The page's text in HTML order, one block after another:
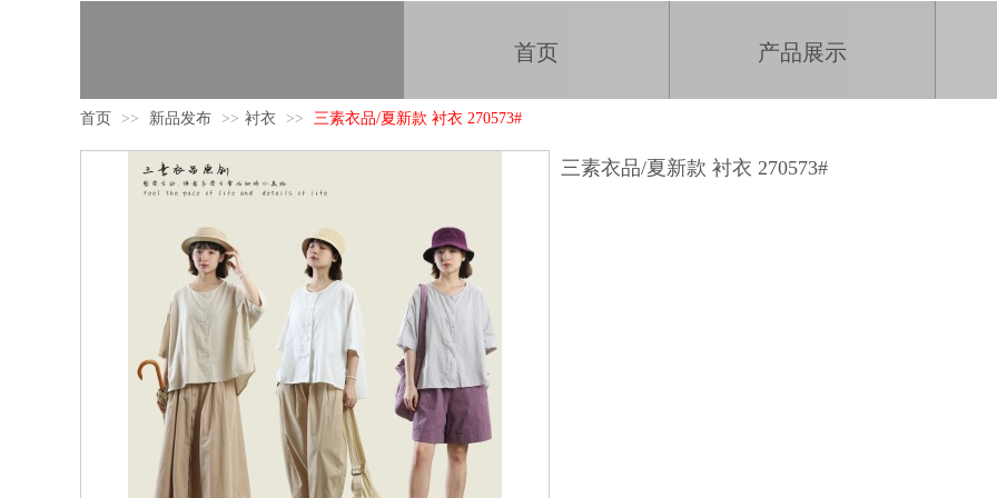
首页 产品展示
首页 >> 新品发布 >> 衬衣 >> 三素衣品/夏新款 衬衣 270573#
三素衣品/夏新款 衬衣 270573#